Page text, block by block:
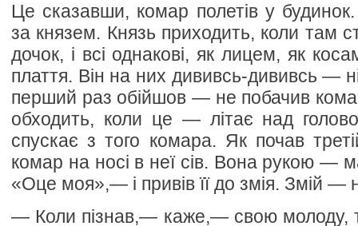
Це сказавши, комар полетів у
за князем. Князь приходить, коли там
дочок, і всі однакові, як лицем, як
плаття. Він на них дививсь-дививсь —
перший раз обійшов — не побачив
обходить, коли це — літає над
спускає з того комара. Як почав
комар на носі в неї сів. Вона рукою —
«Оце моя»,— і привів її до змія. Змій —
— Коли пізнав,— каже,— свою молоду,